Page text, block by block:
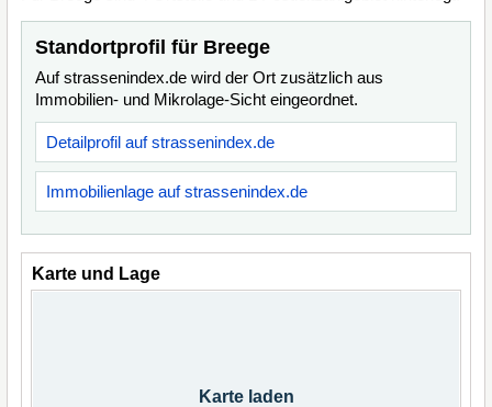
Standortprofil für Breege
Auf strassenindex.de wird der Ort zusätzlich aus
Immobilien- und Mikrolage-Sicht eingeordnet.
Detailprofil auf strassenindex.de
Immobilienlage auf strassenindex.de
Karte und Lage
Karte laden